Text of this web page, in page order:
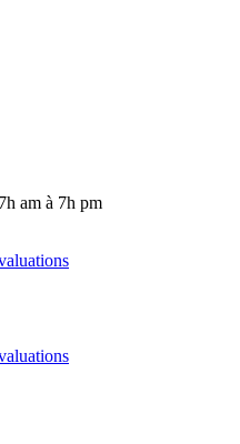
am à 7h pm